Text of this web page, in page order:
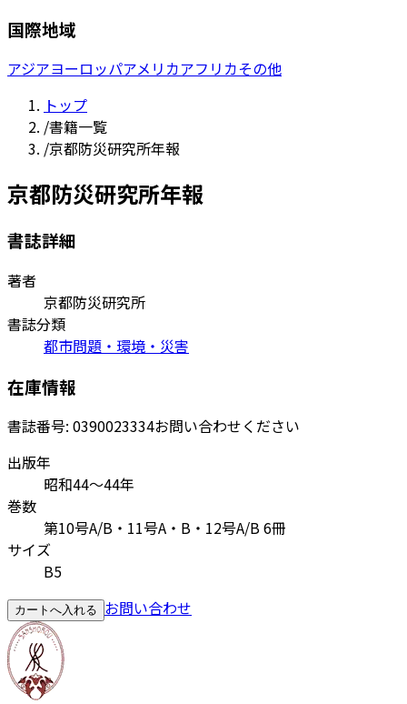
国際地域
アジアヨーロッパアメリカアフリカその他
トップ
/書籍一覧
/京都防災研究所年報
京都防災研究所年報
書誌詳細
著者
京都防災研究所
書誌分類
都市問題・環境・災害
在庫情報
書誌番号: 0390023334お問い合わせください
出版年
昭和44～44年
巻数
第10号A/B・11号A・B・12号A/B 6冊
サイズ
B5
カートへ入れる お問い合わせ